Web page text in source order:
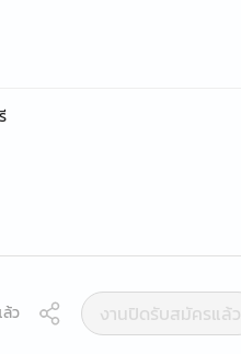
ว
งานปิดรับสมัครแล้ว